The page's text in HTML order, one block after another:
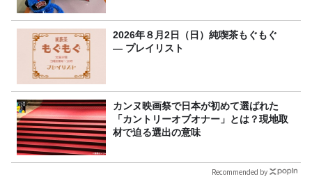
2026年８月2日（日）純喫茶もぐもぐ
― プレイリスト
カンヌ映画祭で日本が初めて選ばれた
「カントリーオブオナー」とは？現地取
材で迫る選出の意味
Recommended by